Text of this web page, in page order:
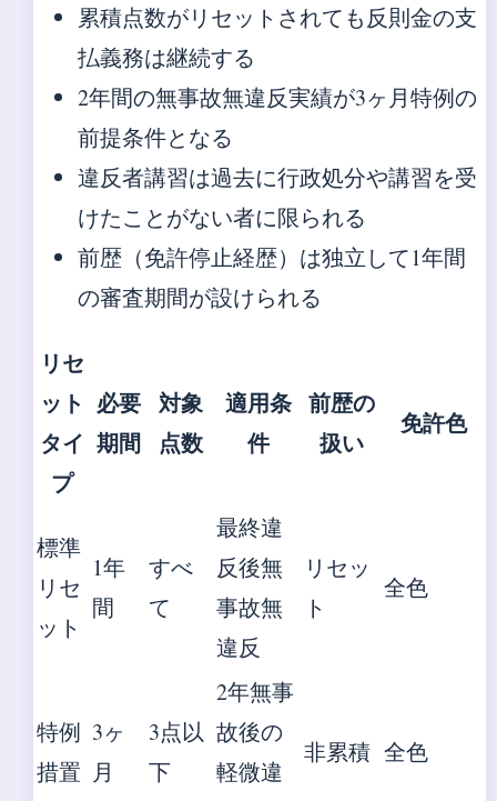
累積点数がリセットされても反則金の支
払義務は継続する
2年間の無事故無違反実績が3ヶ月特例の
前提条件となる
違反者講習は過去に行政処分や講習を受
けたことがない者に限られる
前歴（免許停止経歴）は独立して1年間
の審査期間が設けられる
リセ
ット
タイ
プ
必要
期間
対象
点数
適用条
件
前歴の
扱い
免許色
標準
リセ
ット
1年
間
すべ
て
最終違
反後無
事故無
違反
リセッ
ト
全色
特例
措置
3ヶ
月
3点以
下
2年無事
故後の
軽微違
非累積 全色